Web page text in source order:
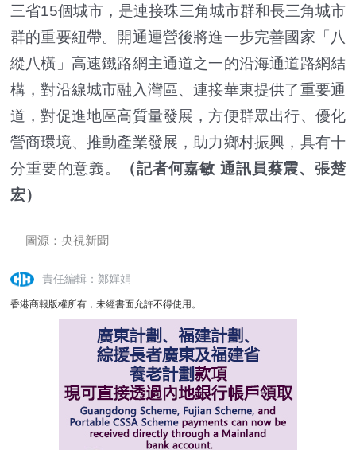
三省15個城市，是連接珠三角城市群和長三角城市
群的重要紐帶。開通運營後將進一步完善國家「八
縱八橫」高速鐵路網主通道之一的沿海通道路網結
構，對沿線城市融入灣區、連接華東提供了重要通
道，對促進地區高質量發展，方便群眾出行、優化
營商環境、推動產業發展，助力鄉村振興，具有十
分重要的意義。
（記者何嘉敏 通訊員蔡震、張楚
宏）
圖源：央視新聞
責任編輯：鄭嬋娟
香港商報版權所有，未經書面允許不得使用。